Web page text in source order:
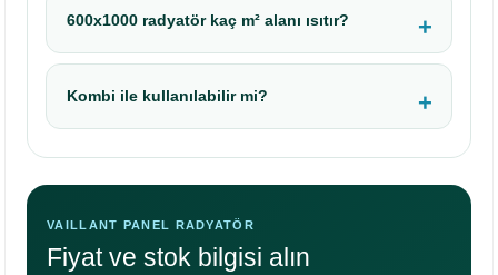
600x1000 radyatör kaç m² alanı ısıtır?
Kombi ile kullanılabilir mi?
VAILLANT PANEL RADYATÖR
Fiyat ve stok bilgisi alın